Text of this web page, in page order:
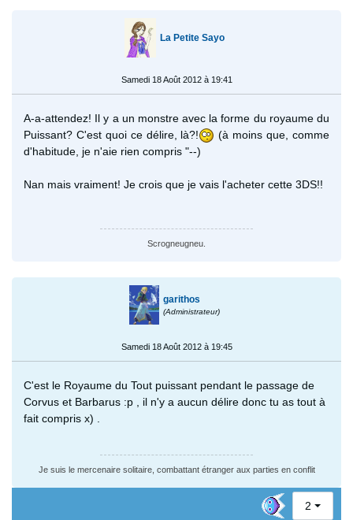
La Petite Sayo
Samedi 18 Août 2012 à 19:41
A-a-attendez! Il y a un monstre avec la forme du royaume du
Puissant? C'est quoi ce délire, là?!
(à moins que, comme
d'habitude, je n'aie rien compris "--)
Nan mais vraiment! Je crois que je vais l'acheter cette 3DS!!
Scrogneugneu.
garithos
(Administrateur)
Samedi 18 Août 2012 à 19:45
C'est le Royaume du Tout puissant pendant le passage de
Corvus et Barbarus :p , il n'y a aucun délire donc tu as tout à
fait compris x) .
Je suis le mercenaire solitaire, combattant étranger aux parties en conflit
2